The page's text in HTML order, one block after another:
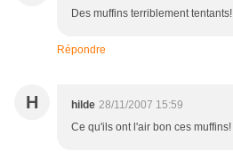
Des muffins terriblement tentants!
Répondre
H hilde 28/11/2007 15:59
Ce qu'ils ont l'air bon ces muffins!